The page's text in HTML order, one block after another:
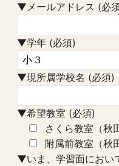
▼メールアドレス (必
▼学年 (必須)
▼現所属学校名 (必須)
▼希望教室 (必須)
さくら教室（秋
附属前教室（秋
▼いま、学習面におい